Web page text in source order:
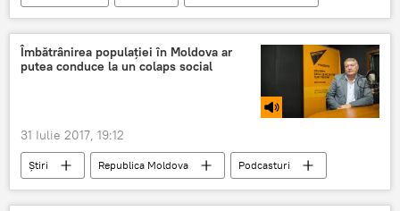
Centrul Național Anticorupție
Bălți
reținere
percheziții
Îmbătrânirea populației în Moldova ar
putea conduce la un colaps social
31 Iulie 2017, 19:12
Știri Republica Moldova
Podcasturi
Chişinău
Victor Mocanu